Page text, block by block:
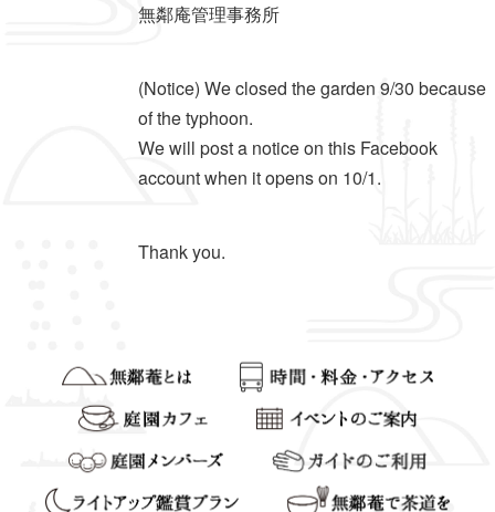
無鄰庵管理事務所
(Notice) We closed the garden 9/30 because
of the typhoon.
We will post a notice on this Facebook
account when it opens on 10/1.
Thank you.